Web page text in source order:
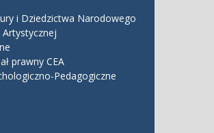
i Dziedzictwa Narodowego
prawny CEA
Pedagogiczne